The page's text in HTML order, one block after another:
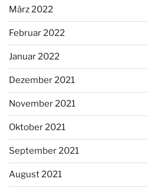
März 2022
Februar 2022
Januar 2022
Dezember 2021
November 2021
Oktober 2021
September 2021
August 2021